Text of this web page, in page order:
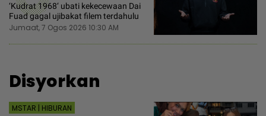
‘Kudrat 1968‘ ubati kekecewaan Dai
Fuad gagal ujibakat filem terdahulu
Jumaat, 7 Ogos 2026 10:30 AM
Disyorkan
MSTAR | HIBURAN